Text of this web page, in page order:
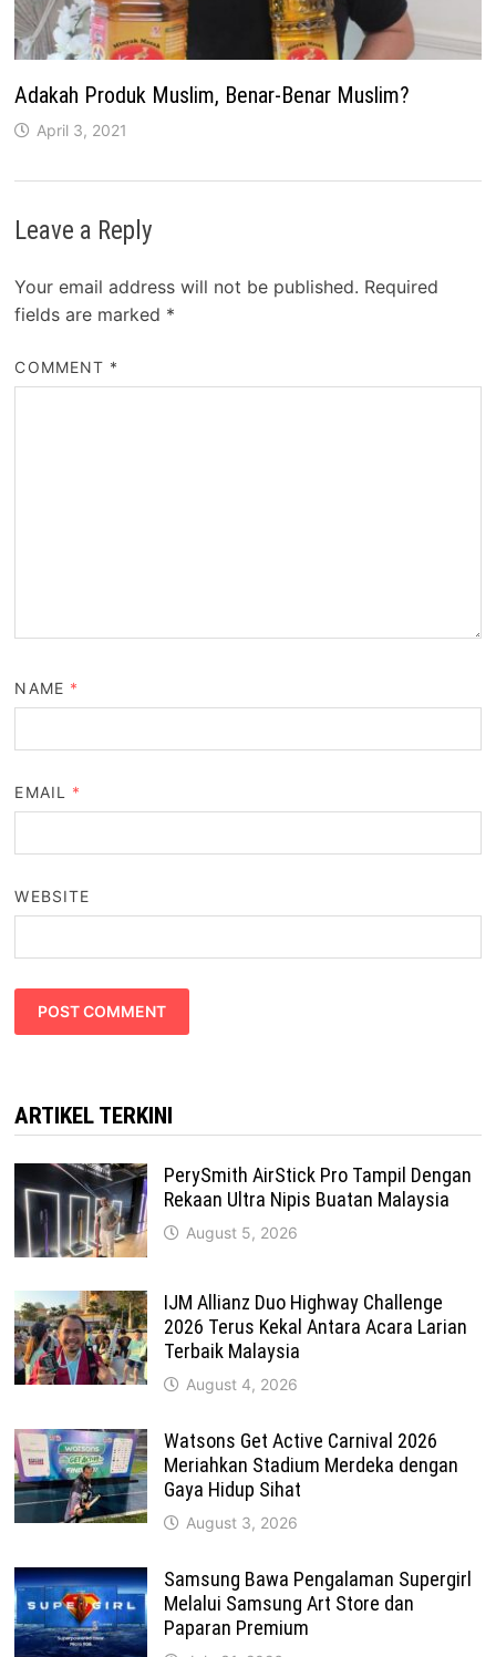
Adakah Produk Muslim, Benar-Benar Muslim?
April 3, 2021
Leave a Reply
Your email address will not be published. Required
fields are marked *
COMMENT *
NAME *
EMAIL *
WEBSITE
ARTIKEL TERKINI
PerySmith AirStick Pro Tampil Dengan
Rekaan Ultra Nipis Buatan Malaysia
August 5, 2026
IJM Allianz Duo Highway Challenge
2026 Terus Kekal Antara Acara Larian
Terbaik Malaysia
August 4, 2026
Watsons Get Active Carnival 2026
Meriahkan Stadium Merdeka dengan
Gaya Hidup Sihat
August 3, 2026
Samsung Bawa Pengalaman Supergirl
Melalui Samsung Art Store dan
Paparan Premium